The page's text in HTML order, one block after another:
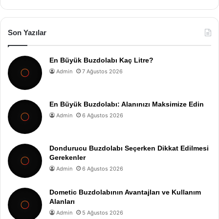
Son Yazılar
En Büyük Buzdolabı Kaç Litre?
Admin 7 Ağustos 2026
En Büyük Buzdolabı: Alanınızı Maksimize Edin
Admin 6 Ağustos 2026
Dondurucu Buzdolabı Seçerken Dikkat Edilmesi
Gerekenler
Admin 6 Ağustos 2026
Dometic Buzdolabının Avantajları ve Kullanım
Alanları
Admin 5 Ağustos 2026